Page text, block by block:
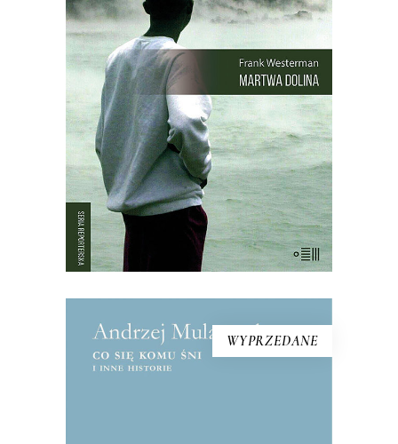
21 sierpnia 1986 roku z doliny w
Kamerunie zniknęło życie. Kurczaki,
pawiany, zebu i ptaki leżały martwe w
trawie – tak samo jak dwa tysiące
mężczyzn, kobiet i dzieci. Chaty i
drzewa palmowe stały nietknięte. Takie
są fakty. Ale co się wydarzyło?
WYPRZEDANE